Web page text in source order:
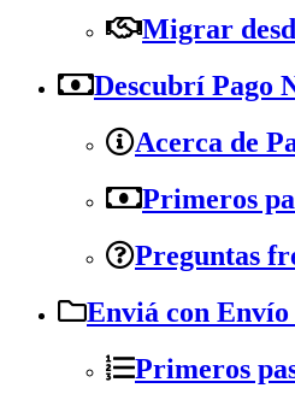
Migrar
Descubrí Pago
Acerca de
Primeros
Preguntas
Enviá con Envío
Primeros